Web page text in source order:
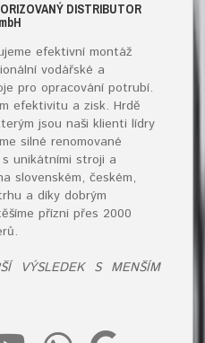
DISTRIBUTOR
mbH
efektivní montáž
vodářské a
pro opracování potrubí.
efektivitu a zisk. Hrdě
jsou naši klienti lídry
silné renomované
unikátními stroji a
slovenském, českém,
a díky dobrým
přízni přes 2000
VÝSLEDEK S MENŠÍM